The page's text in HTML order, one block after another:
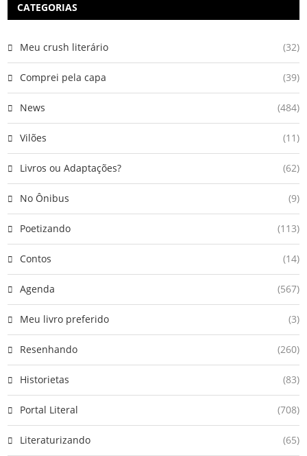
CATEGORIAS
Meu crush literário (32)
Comprei pela capa (39)
News (484)
Vilões (11)
Livros ou Adaptações? (62)
No Ônibus (9)
Poetizando (113)
Contos (14)
Agenda (567)
Meu livro preferido (3)
Resenhando (260)
Historietas (83)
Portal Literal (708)
Literaturizando (65)